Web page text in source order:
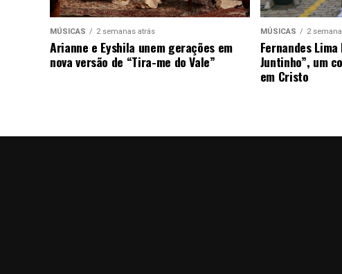
MÚSICAS 2 semanas atrás
Arianne e Eyshila unem gerações em
nova versão de “Tira-me do Vale”
MÚSICAS 2
Fernandes
Juntinho”, um
em Cristo